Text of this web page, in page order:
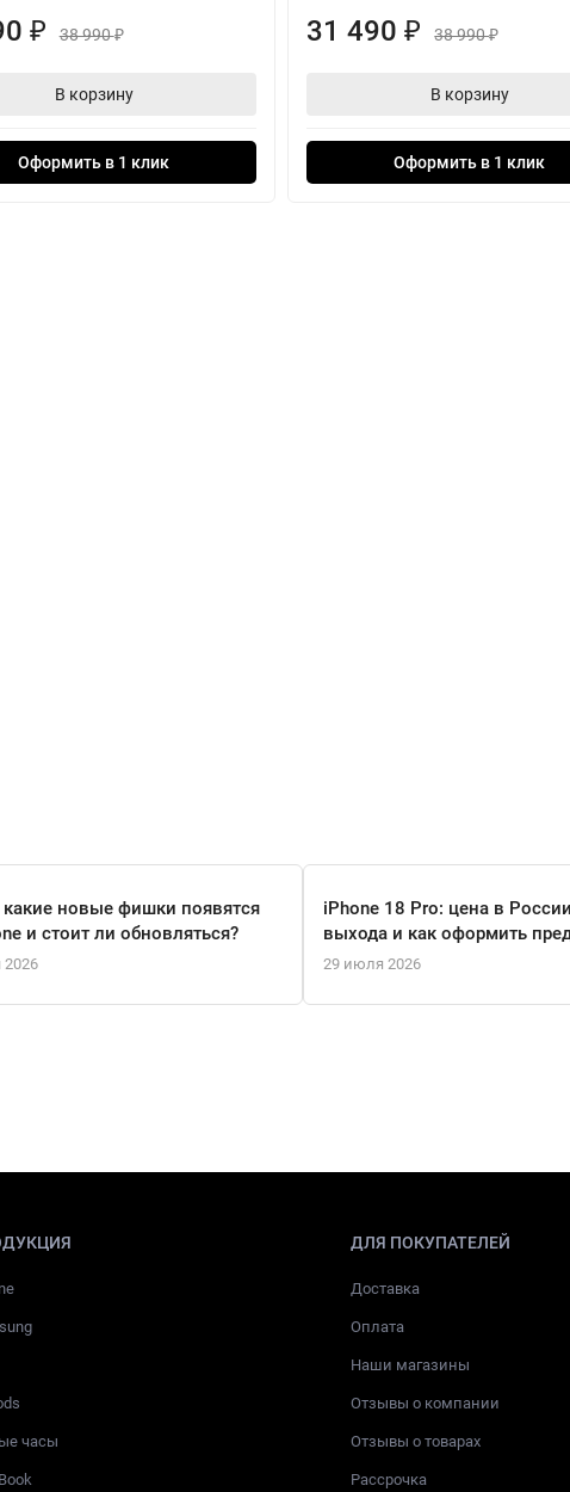
₽ 38 990₽
В корзину
Оформить в 1 клик
31 490₽ 38 990₽
В корзину
Оформить в 1 клик
какие новые фишки появятся
и стоит ли обновляться?
iPhone 18 Pro: цена в
выхода и как оформить
29 июля 2026
часы
ДЛЯ ПОКУПАТЕЛЕЙ
Доставка
Оплата
Наши магазины
Отзывы о компании
Отзывы о товарах
Рассрочка